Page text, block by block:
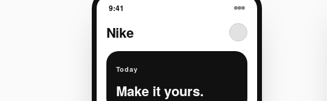
9:41
Nike
Today
Make it yours.